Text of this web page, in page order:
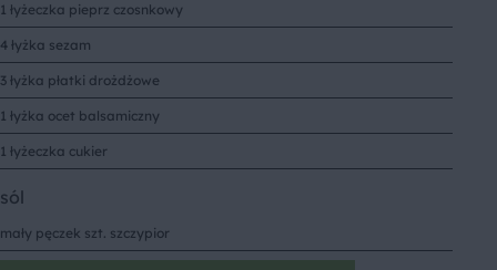
1 łyżeczka pieprz czosnkowy
4 łyżka sezam
3 łyżka płatki drożdżowe
1 łyżka ocet balsamiczny
1 łyżeczka cukier
sól
mały pęczek szt. szczypior